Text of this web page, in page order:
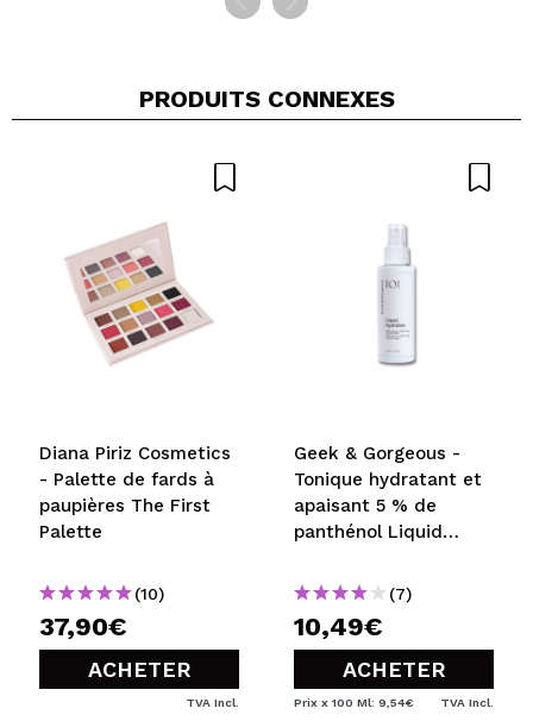
PRODUITS CONNEXES
Diana Piriz Cosmetics
- Palette de fards à
paupières The First
Palette
(10)
37,90€
ACHETER
TVA Incl.
Geek & Gorgeous -
Tonique hydratant et
apaisant 5 % de
panthénol Liquid
(7)
10,49€
ACHETER
Prix x 100 Ml: 9,54€ TVA Incl.